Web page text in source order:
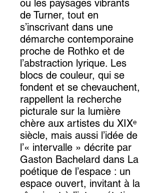
ou les paysages vibrants
de Turner, tout en
s’inscrivant dans une
démarche contemporaine
proche de Rothko et de
l’abstraction lyrique. Les
blocs de couleur, qui se
fondent et se chevauchent,
rappellent la recherche
picturale sur la lumière
chère aux artistes du XIXᵉ
siècle, mais aussi l’idée de
l’« intervalle » décrite par
Gaston Bachelard dans La
poétique de l’espace : un
espace ouvert, invitant à la